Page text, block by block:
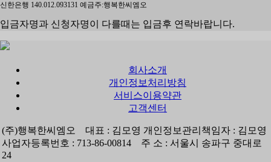
신한은행 140.012.093131 예금주:행복한씨엠오
입금자명과 신청자명이 다를때는 입금후 연락바랍니다.
회사소개
개인정보처리방침
서비스이용약관
고객센터
(주)행복한씨엠오 대표 : 김모영 개인정보관리책임자 : 김모영
사업자등록번호 : 713-86-00814 주 소 : 서울시 송파구 중대로
24